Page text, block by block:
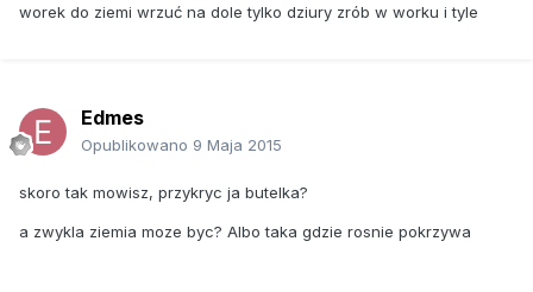
worek do ziemi wrzuć na dole tylko dziury zrób w worku i tyle
Edmes
Opublikowano 9 Maja 2015
skoro tak mowisz, przykryc ja butelka?
a zwykla ziemia moze byc? Albo taka gdzie rosnie pokrzywa